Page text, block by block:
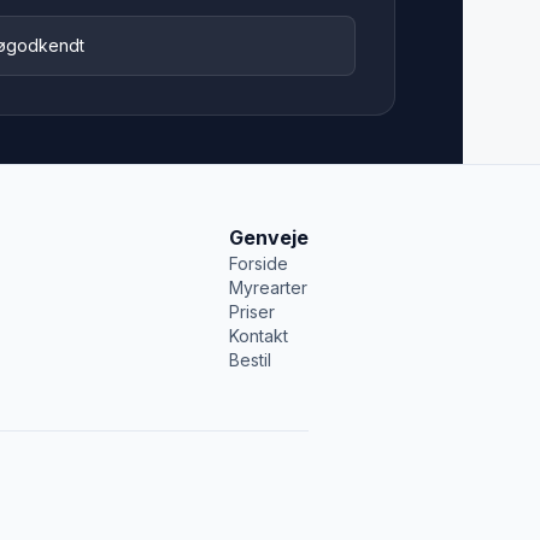
Genveje
Forside
Myrearter
Priser
Kontakt
Bestil